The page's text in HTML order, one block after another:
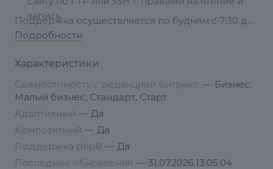
запись.
Четкое описание проблемы и алгоритм
подтверждения ошибки.
Обзор программ для создания скриншотов и
скринкастов
Поддержка осуществляется по будням с 7:30 до
16:00 по московскому времени. Скорость ответа
вопроса, но в среднем составляет 2-3 рабочих
дня.
Ваш вопрос требует детального изучения?
Переведем общение в привычный формат — по
электронной почте через тикеты. Вся
Подробности
Характеристики
Совместимость с редакцией Битрикс — Бизнес,
Малый бизнес, Стандарт, Старт
Адаптивный — Да
Композитный — Да
Поддержка php8 — Да
Последние обновления — 31.07.2026 13:05:04